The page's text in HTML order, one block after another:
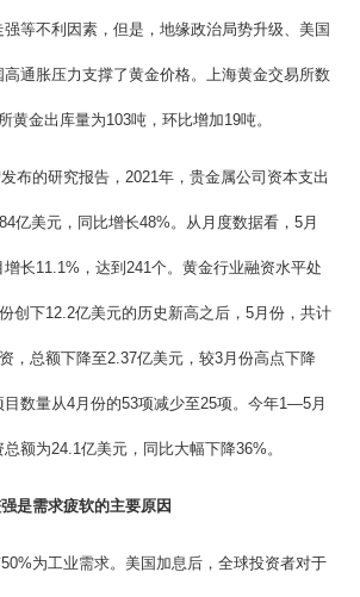
等不利因素，但是，地缘政治局势升级、美国
通胀压力支撑了黄金价格。上海黄金交易所数
黄金出库量为103吨，环比增加19吨。
布的研究报告，2021年，贵金属公司资本支出
亿美元，同比增长48%。从月度数据看，5月
长11.1%，达到241个。黄金行业融资水平处
创下12.2亿美元的历史新高之后，5月份，共计
，总额下降至2.37亿美元，较3月份高点下降
数量从4月份的53项减少至25项。今年1—5月
额为24.1亿美元，同比大幅下降36%。
是需求疲软的主要原因
为工业需求。美国加息后，全球投资者对于